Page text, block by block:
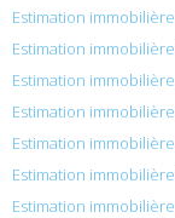
Estimation
Estimation
Estimation
Estimation
Estimation
Estimation
Estimation